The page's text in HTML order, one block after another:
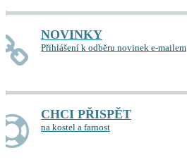
NOVINKY
Přihlášení k odběru novinek e-mailem
CHCI PŘISPĚT
na kostel a farnost